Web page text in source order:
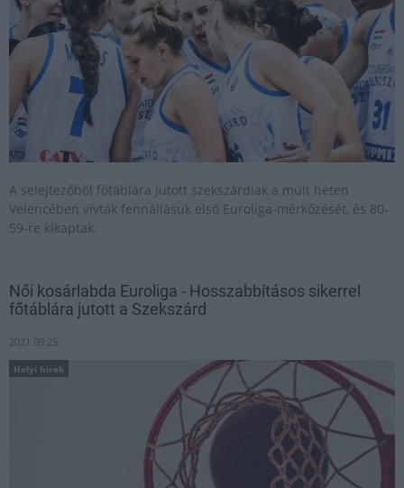
A selejtezőből főtáblára jutott szekszárdiak a múlt héten
Velencében vívták fennállásuk első Euroliga-mérkőzését, és 80-
59-re kikaptak.
Női kosárlabda Euroliga - Hosszabbításos sikerrel
főtáblára jutott a Szekszárd
2021.09.25
Helyi hírek